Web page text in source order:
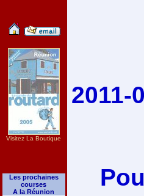
Visitez La Boutique
Les prochaines
courses
A la Réunion
2011-